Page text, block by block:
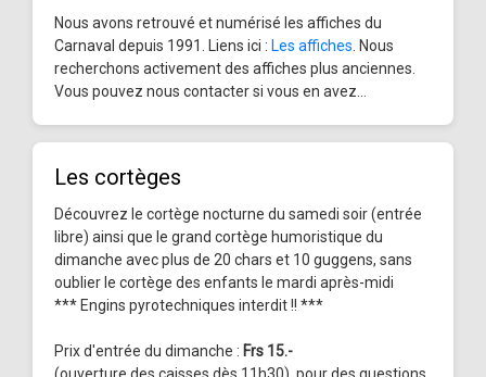
Nous avons retrouvé et numérisé les affiches du
Carnaval depuis 1991. Liens ici : Les affiches . Nous
recherchons activement des affiches plus anciennes.
Vous pouvez nous contacter si vous en avez...
Les cortèges
Découvrez le cortège nocturne du samedi soir (entrée
libre) ainsi que le grand cortège humoristique du
dimanche avec plus de 20 chars et 10 guggens, sans
oublier le cortège des enfants le mardi après-midi
*** Engins pyrotechniques interdit !! ***
Prix d'entrée du dimanche : Frs 15.-